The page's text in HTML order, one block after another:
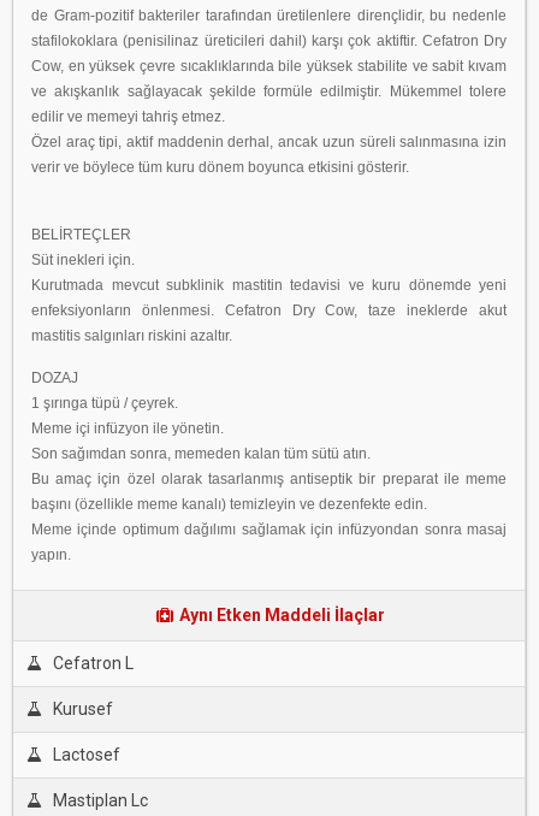
de Gram-pozitif bakteriler tarafından üretilenlere dirençlidir, bu nedenle
stafilokoklara (penisilinaz üreticileri dahil) karşı çok aktiftir. Cefatron Dry
Cow, en yüksek çevre sıcaklıklarında bile yüksek stabilite ve sabit kıvam
ve akışkanlık sağlayacak şekilde formüle edilmiştir. Mükemmel tolere
edilir ve memeyi tahriş etmez.
Özel araç tipi, aktif maddenin derhal, ancak uzun süreli salınmasına izin
verir ve böylece tüm kuru dönem boyunca etkisini gösterir.
BELİRTEÇLER
Süt inekleri için.
Kurutmada mevcut subklinik mastitin tedavisi ve kuru dönemde yeni
enfeksiyonların önlenmesi. Cefatron Dry Cow, taze ineklerde akut
mastitis salgınları riskini azaltır.
DOZAJ
1 şırınga tüpü / çeyrek.
Meme içi infüzyon ile yönetin.
Son sağımdan sonra, memeden kalan tüm sütü atın.
Bu amaç için özel olarak tasarlanmış antiseptik bir preparat ile meme
başını (özellikle meme kanalı) temizleyin ve dezenfekte edin.
Meme içinde optimum dağılımı sağlamak için infüzyondan sonra masaj
yapın.
Aynı Etken Maddeli İlaçlar
Cefatron L
Kurusef
Lactosef
Mastiplan Lc